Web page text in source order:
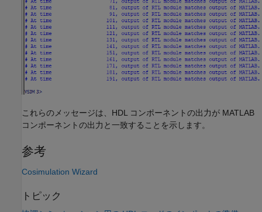
これらのメッセージは、HDL コンポーネントの出力が MATLAB
コンポーネントの出力と一致することを示します。
参考
Cosimulation Wizard
トピック